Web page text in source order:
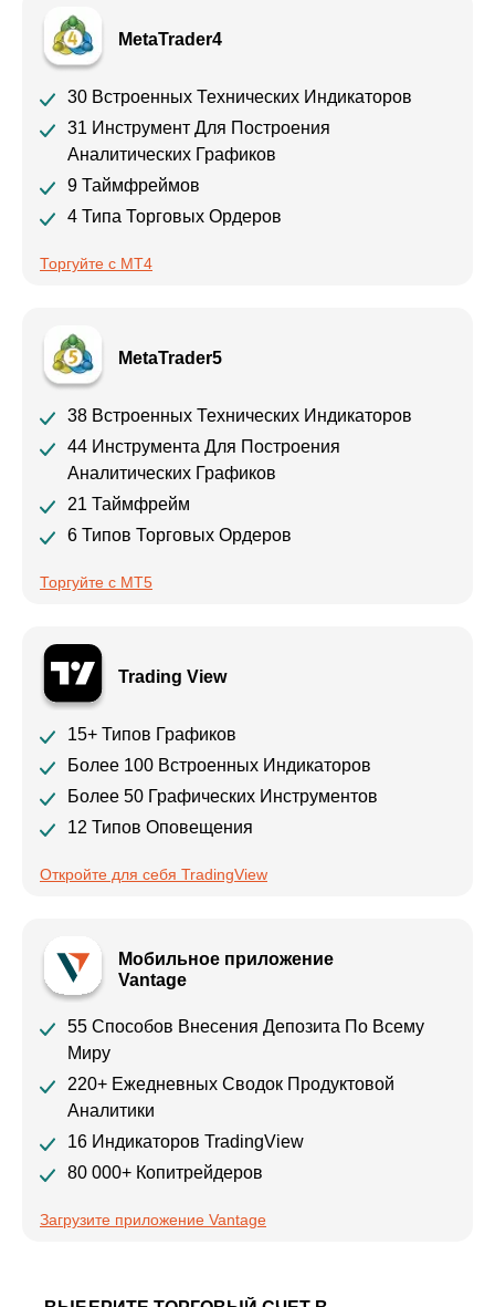
MetaTrader4
30 Встроенных Технических Индикаторов
31 Инструмент Для Построения
Аналитических Графиков
9 Таймфреймов
4 Типа Торговых Ордеров
Торгуйте с MT4
MetaTrader5
38 Встроенных Технических Индикаторов
44 Инструмента Для Построения
Аналитических Графиков
21 Таймфрейм
6 Типов Торговых Ордеров
Торгуйте с МТ5
Trading View
15+ Типов Графиков
Более 100 Встроенных Индикаторов
Более 50 Графических Инструментов
12 Типов Оповещения
Откройте для себя TradingView
Мобильное приложение
Vantage
55 Способов Внесения Депозита По Всему
Миру
220+ Ежедневных Сводок Продуктовой
Аналитики
16 Индикаторов TradingView
80 000+ Копитрейдеров
Загрузите приложение Vantage